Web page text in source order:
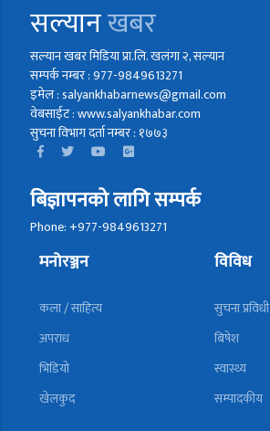
सल्यानखबर
सल्यान खबर मिडिया प्रा.लि. खलंगा २, सल्यान
सम्पर्क नम्बर : 977-9849613271
इमेल : salyankhabarnews@gmail.com
वेबसाईट : www.salyankhabar.com
सुचना विभाग दर्ता नम्बर : १७७३
बिज्ञापनको लागि सम्पर्क
Phone: +977-9849613271
विविध
सुचना प्रविधी
बिषेश
स्वास्थ्य
सम्पादकीय
मनोरञ्जन
कला / साहित्य
अपराध
भिडियो
खेलकुद